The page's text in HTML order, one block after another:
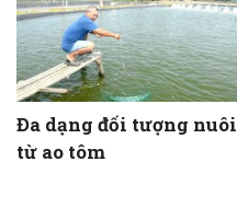
Đa dạng đối tượng nuôi
từ ao tôm